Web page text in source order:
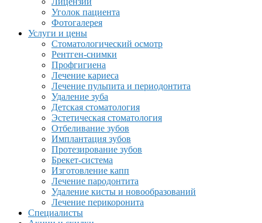
Уголок пациента
Фотогалерея
Услуги и цены
Стоматологический осмотр
Рентген-снимки
Профгигиена
Лечение кариеса
Лечение пульпита и периодонтита
Удаление зуба
Детская стоматология
Эстетическая стоматология
Отбеливание зубов
Имплантация зубов
Протезирование зубов
Брекет-система
Изготовление капп
Лечение пародонтита
Удаление кисты и новообразований
Лечение перикоронита
Специалисты